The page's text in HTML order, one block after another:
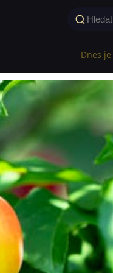
Dnes